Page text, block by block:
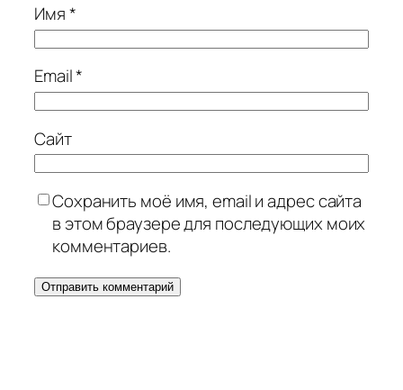
Имя*
Email*
Сайт
Сохранить моё имя, email и адрес сайта
в этом браузере для последующих моих
комментариев.